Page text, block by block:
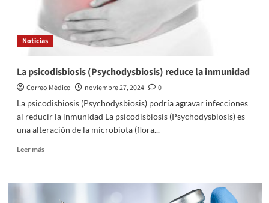
Noticias
La psicodisbiosis (Psychodysbiosis) reduce la inmunidad
Correo Médico noviembre 27, 2024
0
La psicodisbiosis (Psychodysbiosis) podría agravar infecciones
al reducir la inmunidad La psicodisbiosis (Psychodysbiosis) es
una alteración de la microbiota (flora...
Leer másLeer
La